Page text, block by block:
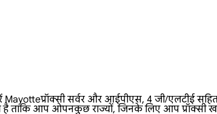
सर्वर और आईपीएस, 4 जी/एलटीई
है ताकि आप ओपनकुछ राज्यों, जिनके लिए आप प्रॉक्सी